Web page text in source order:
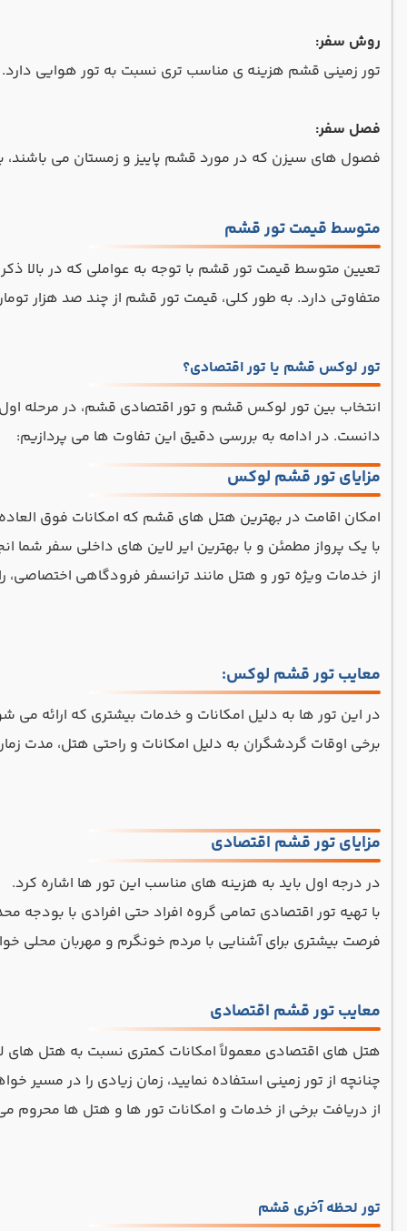
روش سفر:
تور زمینی قشم هزینه ی مناسب تری نسبت به تور هوایی دارد.
فصل سفر:
فصول های سیزن که در مورد قشم پاییز و زمستان می باشند،
متوسط قیمت تور قشم
تعیین متوسط قیمت تور قشم با توجه به عواملی که در بالا
متفاوتی دارد. به طور کلی، قیمت تور قشم از چند صد هزار
تور لوکس قشم یا تور اقتصادی؟
انتخاب بین تور لوکس قشم و تور اقتصادی قشم، در مرحله
دانست. در ادامه به بررسی دقیق این تفاوت ‌ها می ‌پردازیم:
مزایای تور قشم لوکس
امکان اقامت در بهترین هتل های قشم که امکانات فوق العاده
با یک پرواز مطمئن و با بهترین ایر لاین های داخلی سفر شما
از خدمات ویژه تور و هتل مانند ترانسفر فرودگاهی
معایب تور قشم لوکس:
در این تور ها به دلیل امکانات و خدمات بیشتری که ارائه می‌
برخی اوقات گردشگران به دلیل امکانات و راحتی هتل، مدت
مزایای تور قشم اقتصادی
در درجه اول باید به هزینه های مناسب این تور ها اشاره کرد.
با تهیه تور اقتصادی تمامی گروه افراد حتی افرادی با بودجه
فرصت بیشتری برای آشنایی با مردم خونگرم و مهربان محلی
معایب تور قشم اقتصادی
هتل‌ های اقتصادی معمولاً امکانات کمتری نسبت به هتل ‌های
چنانچه از تور زمینی استفاده نمایید، زمان زیادی را در
از دریافت برخی از خدمات و امکانات تور ها و هتل ها محروم
تور لحظه آخری قشم